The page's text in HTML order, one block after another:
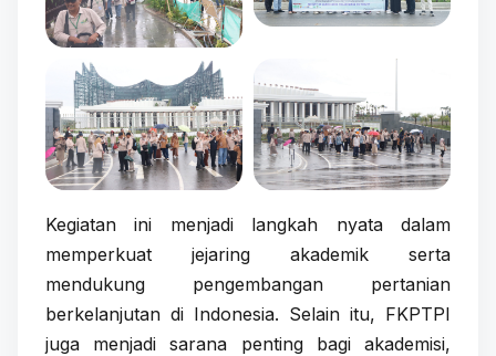
Kegiatan ini menjadi langkah nyata dalam
memperkuat jejaring akademik serta
mendukung pengembangan pertanian
berkelanjutan di Indonesia. Selain itu, FKPTPI
juga menjadi sarana penting bagi akademisi,